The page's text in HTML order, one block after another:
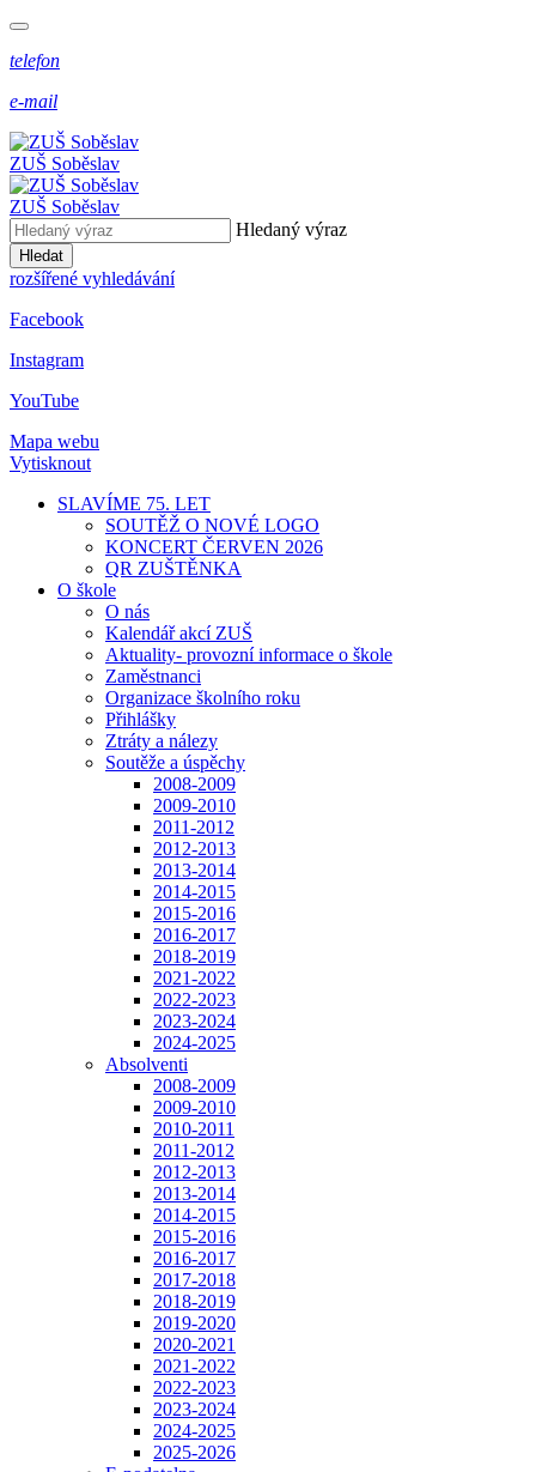
telefon
e-mail
ZUŠ Soběslav
ZUŠ Soběslav
Hledaný výraz
Hledat
rozšířené vyhledávání
Facebook
Instagram
YouTube
Mapa webu
Vytisknout
SLAVÍME 75. LET
SOUTĚŽ O NOVÉ LOGO
KONCERT ČERVEN 2026
QR ZUŠTĚNKA
O škole
O nás
Kalendář akcí ZUŠ
Aktuality- provozní informace o škole
Zaměstnanci
Organizace školního roku
Přihlášky
Ztráty a nálezy
Soutěže a úspěchy
2008-2009
2009-2010
2011-2012
2012-2013
2013-2014
2014-2015
2015-2016
2016-2017
2018-2019
2021-2022
2022-2023
2023-2024
2024-2025
Absolventi
2008-2009
2009-2010
2010-2011
2011-2012
2012-2013
2013-2014
2014-2015
2015-2016
2016-2017
2017-2018
2018-2019
2019-2020
2020-2021
2021-2022
2022-2023
2023-2024
2024-2025
2025-2026